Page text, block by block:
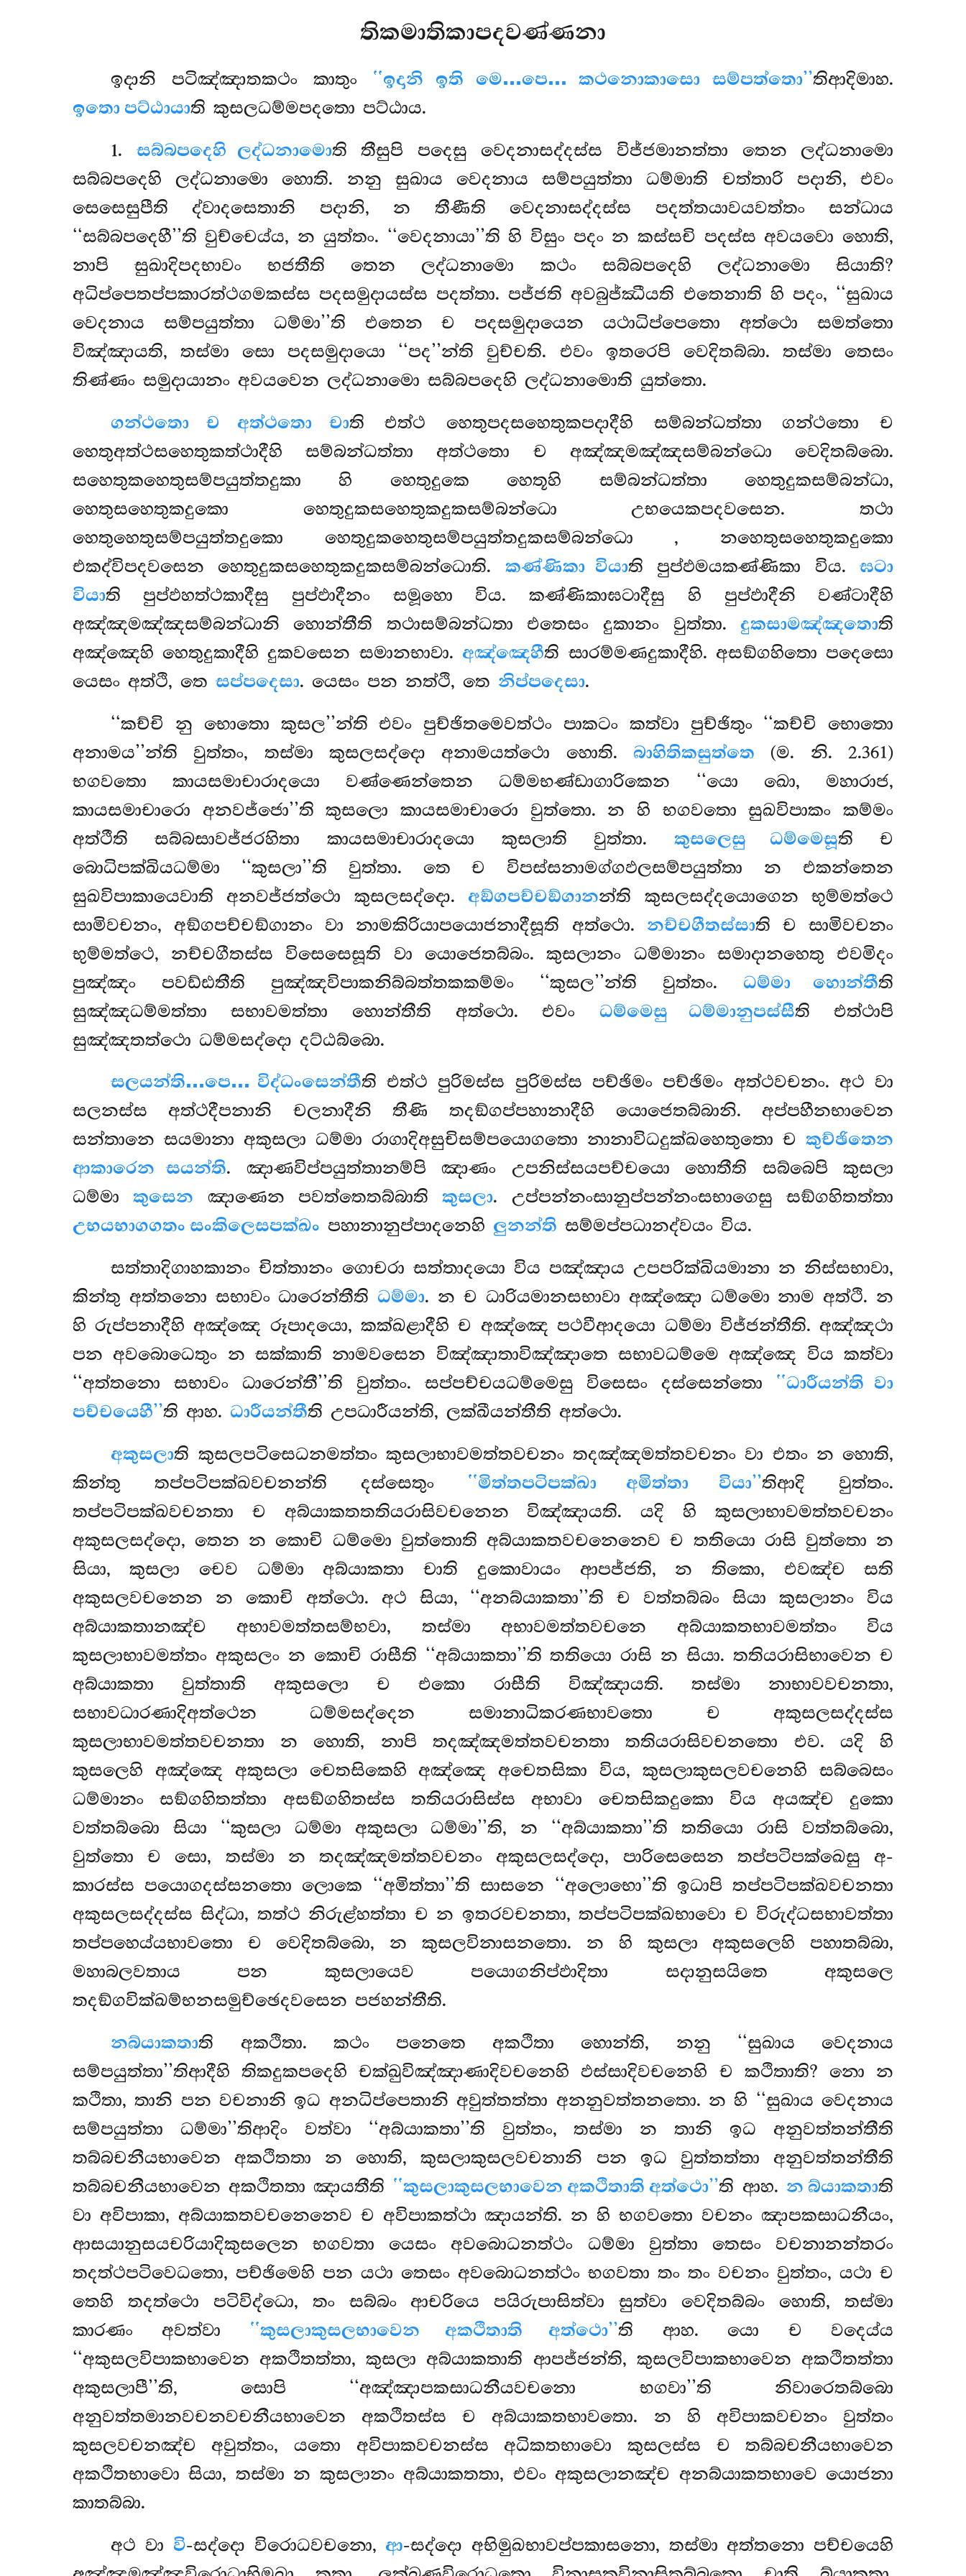
තිකමාතිකාපදවණ්ණනා
ඉදානිපටිඤ්ඤාතකථං කාතුං ‘‘ඉදානි ඉති මෙ…පෙ… කථනොකාසො සම්පත්තො’’තිආදිමාහ.
ඉතො පට්ඨායාති කුසලධම්මපදතො පට්ඨාය.
1. සබ්බපදෙහි ලද්ධනාමොති තීසුපි පදෙසු වෙදනාසද්දස්ස විජ්ජමානත්තා තෙන ලද්ධනාමො
සබ්බපදෙහි ලද්ධනාමො හොති. නනු සුඛාය වෙදනාය සම්පයුත්තා ධම්මාති චත්තාරි පදානි, එවං
සෙසෙසුපීති ද්වාදසෙතානි පදානි, න තීණීති වෙදනාසද්දස්ස පදත්තයාවයවත්තං සන්ධාය
‘‘සබ්බපදෙහී’’ති වුච්චෙය්ය, න යුත්තං. ‘‘වෙදනායා’’ති හි විසුං පදං න කස්සචි පදස්ස අවයවො හොති,
නාපි සුඛාදිපදභාවං භජතීති තෙන ලද්ධනාමො කථං සබ්බපදෙහි ලද්ධනාමො සියාති?
අධිප්පෙතප්පකාරත්ථගමකස්ස පදසමුදායස්ස පදත්තා. පජ්ජති අවබුජ්ඣීයති එතෙනාති හි පදං, ‘‘සුඛාය
වෙදනාය සම්පයුත්තා ධම්මා’’ති එතෙන ච පදසමුදායෙන යථාධිප්පෙතො අත්ථො සමත්තො
විඤ්ඤායති, තස්මා සො පදසමුදායො ‘‘පද’’න්ති වුච්චති. එවං ඉතරෙපි වෙදිතබ්බා. තස්මා තෙසං
තිණ්ණං සමුදායානං අවයවෙන ලද්ධනාමො සබ්බපදෙහි ලද්ධනාමොති යුත්තො.
ගන්ථතො ච අත්ථතො චාති එත්ථ හෙතුපදසහෙතුකපදාදීහි සම්බන්ධත්තා ගන්ථතො ච
හෙතුඅත්ථසහෙතුකත්ථාදීහි සම්බන්ධත්තා අත්ථතො ච අඤ්ඤමඤ්ඤසම්බන්ධො වෙදිතබ්බො.
සහෙතුකහෙතුසම්පයුත්තදුකා හි හෙතුදුකෙ හෙතූහි සම්බන්ධත්තා හෙතුදුකසම්බන්ධා,
හෙතුසහෙතුකදුකො හෙතුදුකසහෙතුකදුකසම්බන්ධො උභයෙකපදවසෙන. තථා
හෙතුහෙතුසම්පයුත්තදුකො හෙතුදුකහෙතුසම්පයුත්තදුකසම්බන්ධො , නහෙතුසහෙතුකදුකො
එකද්විපදවසෙන හෙතුදුකසහෙතුකදුකසම්බන්ධොති. කණ්ණිකා වියාති පුප්ඵමයකණ්ණිකා විය.ඝටා
වියාති පුප්ඵහත්ථකාදීසු පුප්ඵාදීනං සමූහො විය. කණ්ණිකාඝටාදීසු හි පුප්ඵාදීනි වණ්ටාදීහි
අඤ්ඤමඤ්ඤසම්බන්ධානි හොන්තීති තථාසම්බන්ධතා එතෙසං දුකානං වුත්තා.දුකසාමඤ්ඤතොති
අඤ්ඤෙහි හෙතුදුකාදීහි දුකවසෙන සමානභාවා. අඤ්ඤෙහීති සාරම්මණදුකාදීහි. අසඞ්ගහිතො පදෙසො
යෙසං අත්ථි, තෙ සප්පදෙසා. යෙසං පන නත්ථි, තෙ නිප්පදෙසා.
‘‘කච්චිනු භොතො කුසල’’න්ති එවං පුච්ඡිතමෙවත්ථං පාකටං කත්වා පුච්ඡිතුං ‘‘කච්චි භොතො
අනාමය’’න්ති වුත්තං, තස්මා කුසලසද්දො අනාමයත්ථො හොති. බාහිතිකසුත්තෙ (ම. නි. 2.361)
භගවතො කායසමාචාරාදයො වණ්ණෙන්තෙන ධම්මභණ්ඩාගාරිකෙන ‘‘යො ඛො, මහාරාජ,
කායසමාචාරො අනවජ්ජො’’ති කුසලො කායසමාචාරො වුත්තො. න හි භගවතො සුඛවිපාකං කම්මං
අත්ථීති සබ්බසාවජ්ජරහිතා කායසමාචාරාදයො කුසලාති වුත්තා. කුසලෙසු ධම්මෙසූති ච
බොධිපක්ඛියධම්මා ‘‘කුසලා’’ති වුත්තා. තෙ ච විපස්සනාමග්ගඵලසම්පයුත්තා න එකන්තෙන
සුඛවිපාකායෙවාති අනවජ්ජත්ථො කුසලසද්දො. අඞ්ගපච්චඞ්ගානන්ති කුසලසද්දයොගෙන භුම්මත්ථෙ
සාමිවචනං, අඞ්ගපච්චඞ්ගානං වා නාමකිරියාපයොජනාදීසූති අත්ථො. නච්චගීතස්සාති ච සාමිවචනං
භුම්මත්ථෙ, නච්චගීතස්ස විසෙසෙසූති වා යොජෙතබ්බං. කුසලානං ධම්මානං සමාදානහෙතු එවමිදං
පුඤ්ඤං පවඩ්ඪතීති පුඤ්ඤවිපාකනිබ්බත්තකකම්මං ‘‘කුසල’’න්ති වුත්තං. ධම්මා හොන්තීති
සුඤ්ඤධම්මත්තා සභාවමත්තා හොන්තීති අත්ථො. එවං ධම්මෙසු ධම්මානුපස්සීති එත්ථාපි
සුඤ්ඤතත්ථො ධම්මසද්දො දට්ඨබ්බො.
සලයන්ති…පෙ… විද්ධංසෙන්තීති එත්ථ පුරිමස්ස පුරිමස්ස පච්ඡිමං පච්ඡිමං අත්ථවචනං. අථ වා
සලනස්ස අත්ථදීපනානි චලනාදීනි තීණි තදඞ්ගප්පහානාදීහි යොජෙතබ්බානි. අප්පහීනභාවෙන
සන්තානෙ සයමානා අකුසලා ධම්මා රාගාදිඅසුචිසම්පයොගතො නානාවිධදුක්ඛහෙතුතො චකුච්ඡිතෙන
ආකාරෙන සයන්ති. ඤාණවිප්පයුත්තානම්පි ඤාණං උපනිස්සයපච්චයො හොතීති සබ්බෙපි කුසලා
ධම්මාකුසෙන ඤාණෙන පවත්තෙතබ්බාතිකුසලා. උප්පන්නංසානුප්පන්නංසභාගෙසු සඞ්ගහිතත්තා
උභයභාගගතං සංකිලෙසපක්ඛං පහානානුප්පාදනෙහි ලුනන්ති සම්මප්පධානද්වයං විය.
සත්තාදිගාහකානංචිත්තානං ගොචරා සත්තාදයො විය පඤ්ඤාය උපපරික්ඛියමානා න නිස්සභාවා,
කින්තු අත්තනො සභාවං ධාරෙන්තීති ධම්මා. න ච ධාරියමානසභාවා අඤ්ඤො ධම්මො නාම අත්ථි. න
හි රුප්පනාදීහි අඤ්ඤෙ රූපාදයො, කක්ඛළාදීහි ච අඤ්ඤෙ පථවීආදයො ධම්මා විජ්ජන්තීති. අඤ්ඤථා
පන අවබොධෙතුං න සක්කාති නාමවසෙන විඤ්ඤාතාවිඤ්ඤාතෙ සභාවධම්මෙ අඤ්ඤෙ විය කත්වා
‘‘අත්තනො සභාවං ධාරෙන්තී’’ති වුත්තං. සප්පච්චයධම්මෙසු විසෙසං දස්සෙන්තො ‘‘ධාරීයන්ති වා
පච්චයෙහී’’ති ආහ. ධාරීයන්තීති උපධාරීයන්ති, ලක්ඛීයන්තීති අත්ථො.
අකුසලාති කුසලපටිසෙධනමත්තං කුසලාභාවමත්තවචනං තදඤ්ඤමත්තවචනං වා එතං න හොති,
කින්තු තප්පටිපක්ඛවචනන්ති දස්සෙතුං ‘‘මිත්තපටිපක්ඛා අමිත්තා වියා’’තිආදි වුත්තං.
තප්පටිපක්ඛවචනතා ච අබ්යාකතතතියරාසිවචනෙන විඤ්ඤායති. යදි හි කුසලාභාවමත්තවචනං
අකුසලසද්දො, තෙන න කොචි ධම්මො වුත්තොති අබ්යාකතවචනෙනෙව ච තතියො රාසි වුත්තො න
සියා, කුසලා චෙව ධම්මා අබ්යාකතා චාති දුකොවායං ආපජ්ජති, න තිකො, එවඤ්ච සති
අකුසලවචනෙන න කොචි අත්ථො. අථ සියා, ‘‘අනබ්යාකතා’’ති ච වත්තබ්බං සියා කුසලානං විය
අබ්යාකතානඤ්ච අභාවමත්තසම්භවා, තස්මා අභාවමත්තවචනෙ අබ්යාකතභාවමත්තං විය
කුසලාභාවමත්තං අකුසලං න කොචි රාසීති ‘‘අබ්යාකතා’’ති තතියො රාසි න සියා. තතියරාසිභාවෙන ච
අබ්යාකතා වුත්තාති අකුසලො ච එකො රාසීති විඤ්ඤායති. තස්මා නාභාවවචනතා,
සභාවධාරණාදිඅත්ථෙන ධම්මසද්දෙන සමානාධිකරණභාවතො ච අකුසලසද්දස්ස
කුසලාභාවමත්තවචනතා න හොති, නාපි තදඤ්ඤමත්තවචනතා තතියරාසිවචනතො එව. යදි හි
කුසලෙහි අඤ්ඤෙ අකුසලා චෙතසිකෙහි අඤ්ඤෙ අචෙතසිකා විය, කුසලාකුසලවචනෙහි සබ්බෙසං
ධම්මානං සඞ්ගහිතත්තා අසඞ්ගහිතස්ස තතියරාසිස්ස අභාවා චෙතසිකදුකො විය අයඤ්ච දුකො
වත්තබ්බො සියා ‘‘කුසලා ධම්මා අකුසලා ධම්මා’’ති, න ‘‘අබ්යාකතා’’ති තතියො රාසි වත්තබ්බො,
වුත්තො ච සො, තස්මා න තදඤ්ඤමත්තවචනං අකුසලසද්දො, පාරිසෙසෙන තප්පටිපක්ඛෙසු අ-
කාරස්ස පයොගදස්සනතො ලොකෙ ‘‘අමිත්තා’’ති සාසනෙ ‘‘අලොභො’’ති ඉධාපි තප්පටිපක්ඛවචනතා
අකුසලසද්දස්ස සිද්ධා, තත්ථ නිරුළ්හත්තා ච න ඉතරවචනතා, තප්පටිපක්ඛභාවො ච විරුද්ධසභාවත්තා
තප්පහෙය්යභාවතො ච වෙදිතබ්බො, න කුසලවිනාසනතො. න හි කුසලා අකුසලෙහි පහාතබ්බා,
මහාබලවතාය පන කුසලායෙව පයොගනිප්ඵාදිතා සදානුසයිතෙ අකුසලෙ
තදඞ්ගවික්ඛම්භනසමුච්ඡෙදවසෙන පජහන්තීති.
නබ්යාකතාති අකථිතා. කථං පනෙතෙ අකථිතා හොන්ති, නනු ‘‘සුඛාය වෙදනාය
සම්පයුත්තා’’තිආදීහි තිකදුකපදෙහි චක්ඛුවිඤ්ඤාණාදිවචනෙහි ඵස්සාදිවචනෙහි ච කථිතාති? නො න
කථිතා, තානි පන වචනානි ඉධ අනධිප්පෙතානි අවුත්තත්තා අනනුවත්තනතො. න හි ‘‘සුඛාය වෙදනාය
සම්පයුත්තා ධම්මා’’තිආදිං වත්වා ‘‘අබ්යාකතා’’ති වුත්තං, තස්මා න තානි ඉධ අනුවත්තන්තීති
තබ්බචනීයභාවෙන අකථිතතා න හොති, කුසලාකුසලවචනානි පන ඉධ වුත්තත්තා අනුවත්තන්තීති
තබ්බචනීයභාවෙන අකථිතතා ඤායතීති ‘‘කුසලාකුසලභාවෙන අකථිතාති අත්ථො’’ති ආහ. න බ්යාකතාති
වා අවිපාකා, අබ්යාකතවචනෙනෙව ච අවිපාකත්ථා ඤායන්ති. න හි භගවතො වචනං ඤාපකසාධනීයං,
ආසයානුසයචරියාදිකුසලෙන භගවතා යෙසං අවබොධනත්ථං ධම්මා වුත්තා තෙසං වචනානන්තරං
තදත්ථපටිවෙධතො, පච්ඡිමෙහි පන යථා තෙසං අවබොධනත්ථං භගවතා තං තං වචනං වුත්තං, යථා ච
තෙහි තදත්ථො පටිවිද්ධො, තං සබ්බං ආචරියෙ පයිරුපාසිත්වා සුත්වා වෙදිතබ්බං හොති, තස්මා
කාරණං අවත්වා ‘‘කුසලාකුසලභාවෙන අකථිතාති අත්ථො’’ති ආහ. යො ච වදෙය්ය
‘‘අකුසලවිපාකභාවෙන අකථිතත්තා, කුසලා අබ්යාකතාති ආපජ්ජන්ති, කුසලවිපාකභාවෙන අකථිතත්තා
අකුසලාපී’’ති, සොපි ‘‘අඤ්ඤාපකසාධනීයවචනො භගවා’’ති නිවාරෙතබ්බො
අනුවත්තමානවචනවචනීයභාවෙන අකථිතස්ස ච අබ්යාකතභාවතො. න හි අවිපාකවචනං වුත්තං
කුසලවචනඤ්ච අවුත්තං, යතො අවිපාකවචනස්ස අධිකතභාවො කුසලස්ස ච තබ්බචනීයභාවෙන
අකථිතභාවො සියා, තස්මා න කුසලානං අබ්යාකතතා, එවං අකුසලානඤ්ච අනබ්යාකතභාවෙ යොජනා
කාතබ්බා.
අථ වා වි-සද්දො විරොධවචනො, ආ-සද්දො අභිමුඛභාවප්පකාසනො, තස්මා අත්තනො පච්චයෙහි